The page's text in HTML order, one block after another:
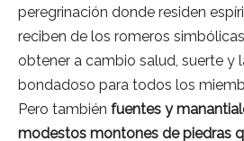
peregrinación donde residen
reciben de los romeros
obtener a cambio salud, suerte y
bondadoso para todos los
Pero también fuentes y
modestos montones de piedras